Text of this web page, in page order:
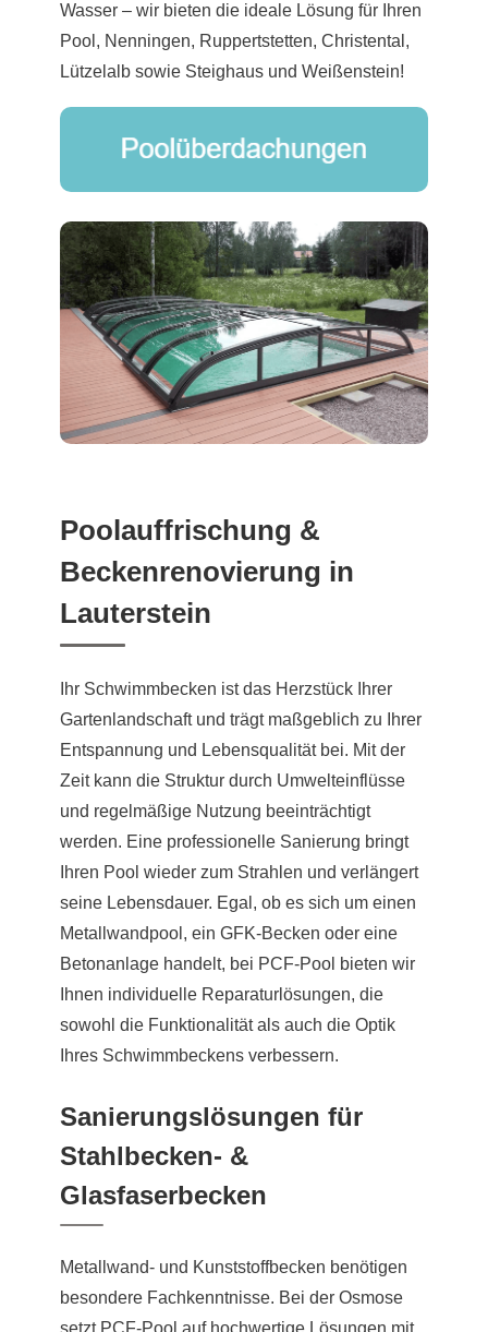
Wasser – wir bieten die ideale Lösung für Ihren
Pool, Nenningen, Ruppertstetten, Christental,
Lützelalb sowie Steighaus und Weißenstein!
Poolauffrischung &
Beckenrenovierung in
Lauterstein
Ihr Schwimmbecken ist das Herzstück Ihrer
Gartenlandschaft und trägt maßgeblich zu Ihrer
Entspannung und Lebensqualität bei. Mit der
Zeit kann die Struktur durch Umwelteinflüsse
und regelmäßige Nutzung beeinträchtigt
werden. Eine professionelle Sanierung bringt
Ihren Pool wieder zum Strahlen und verlängert
seine Lebensdauer. Egal, ob es sich um einen
Metallwandpool, ein GFK-Becken oder eine
Betonanlage handelt, bei PCF-Pool bieten wir
Ihnen individuelle Reparaturlösungen, die
sowohl die Funktionalität als auch die Optik
Ihres Schwimmbeckens verbessern.
Sanierungslösungen für
Stahlbecken- &
Glasfaserbecken
Metallwand- und Kunststoffbecken benötigen
besondere Fachkenntnisse. Bei der Osmose